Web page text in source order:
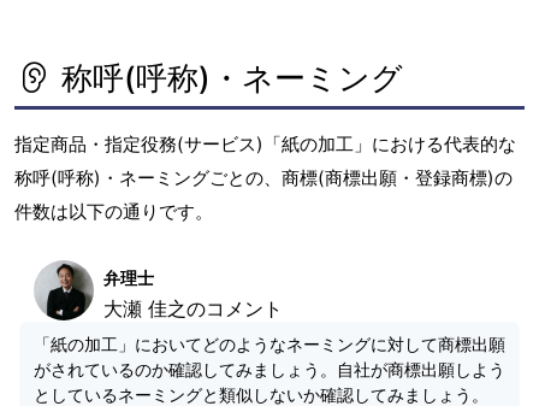
称呼(呼称)・ネーミング
指定商品・指定役務(サービス)「紙の加工」における代表的な
称呼(呼称)・ネーミングごとの、商標(商標出願・登録商標)の
件数は以下の通りです。
弁理士
大瀬 佳之のコメント
「紙の加工」においてどのようなネーミングに対して商標出願
がされているのか確認してみましょう。自社が商標出願しよう
としているネーミングと類似しないか確認してみましょう。